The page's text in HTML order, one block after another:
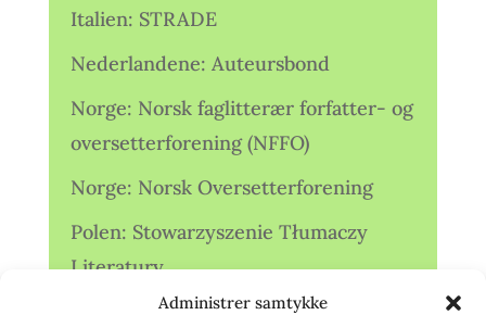
Administrer samtykke
Italien: STRADE
Nederlandene: Auteursbond
Norge: Norsk faglitterær forfatter- og
oversetterforening (NFFO)
Norge: Norsk Oversetterforening
Polen: Stowarzyszenie Tłumaczy
Literatury